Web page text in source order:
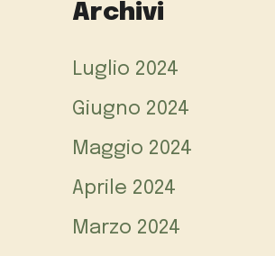
Archivi
Luglio 2024
Giugno 2024
Maggio 2024
Aprile 2024
Marzo 2024